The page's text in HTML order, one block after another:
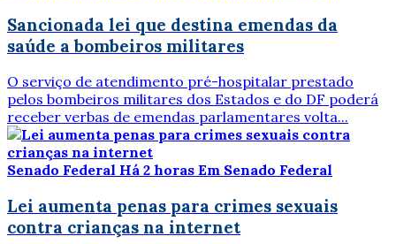
Sancionada lei que destina emendas da
saúde a bombeiros militares
O serviço de atendimento pré-hospitalar prestado
pelos bombeiros militares dos Estados e do DF poderá
receber verbas de emendas parlamentares volta...
Senado Federal Há 2 horas Em Senado Federal
Lei aumenta penas para crimes sexuais
contra crianças na internet